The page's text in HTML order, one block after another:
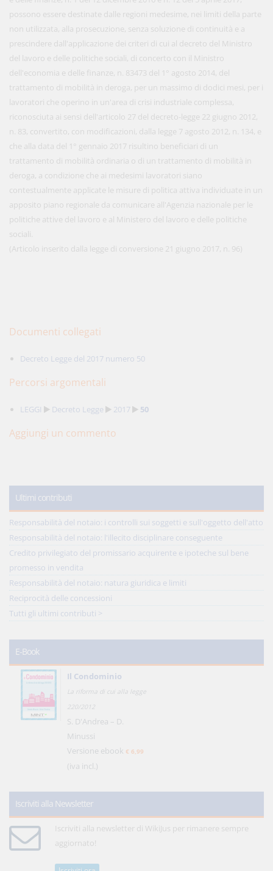
possono essere destinate dalle regioni medesime, nei limiti della parte
non utilizzata, alla prosecuzione, senza soluzione di continuità e a
prescindere dall'applicazione dei criteri di cui al decreto del Ministro
del lavoro e delle politiche sociali, di concerto con il Ministro
dell'economia e delle finanze, n. 83473 del 1° agosto 2014, del
trattamento di mobilità in deroga, per un massimo di dodici mesi, per i
lavoratori che operino in un'area di crisi industriale complessa,
riconosciuta ai sensi dell'articolo 27 del decreto-legge 22 giugno 2012,
n. 83, convertito, con modificazioni, dalla legge 7 agosto 2012, n. 134, e
che alla data del 1° gennaio 2017 risultino beneficiari di un
trattamento di mobilità ordinaria o di un trattamento di mobilità in
deroga, a condizione che ai medesimi lavoratori siano
contestualmente applicate le misure di politica attiva individuate in un
apposito piano regionale da comunicare all'Agenzia nazionale per le
politiche attive del lavoro e al Ministero del lavoro e delle politiche
sociali.
(Articolo inserito dalla legge di conversione 21 giugno 2017, n. 96)
Documenti collegati
Decreto Legge del 2017 numero 50
Percorsi argomentali
LEGGI Decreto Legge 2017 50
Aggiungi un commento
Ultimi contributi
Responsabilità del notaio: i controlli sui soggetti e sull'oggetto dell'atto
Responsabilità del notaio: l'illecito disciplinare conseguente
Credito privilegiato del promissario acquirente e ipoteche sul bene
promesso in vendita
Responsabilità del notaio: natura giuridica e limiti
Reciprocità delle concessioni
Tutti gli ultimi contributi >
E-Book
Il Condominio
La riforma di cui alla legge
220/2012
S. D'Andrea – D.
Minussi
Versione ebook € 6,99
(iva incl.)
Iscriviti alla Newsletter
Iscriviti alla newsletter di WikiJus per rimanere sempre
aggiornato!